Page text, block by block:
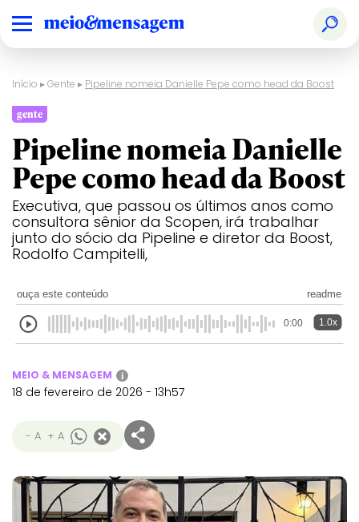
Início ▸Gente ▸ Pipeline nomeia Danielle Pepe como head da Boost
gente
Pipeline nomeia Danielle
Pepe como head da Boost
Executiva, que passou os últimos anos como
consultora sênior da Scopen, irá trabalhar
junto do sócio da Pipeline e diretor da Boost,
Rodolfo Campitelli,
ouça este conteúdo readme
0:00 1.0x
MEIO & MENSAGEM i
18 de fevereiro de 2026 - 13h57
- A + A